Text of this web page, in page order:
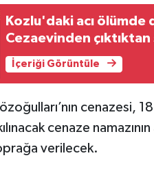
Kozlu'daki acı
Cezaevinden
İçeriği Görüntüle
cenazesi,
cenaze
verilecek.